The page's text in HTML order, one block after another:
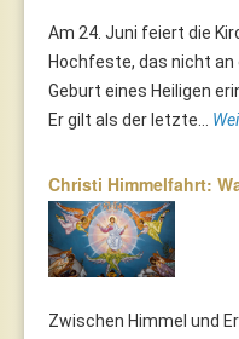
Am 24. Juni feiert die
Hochfeste, das nicht an
Geburt eines Heiligen
Er gilt als der letzte...
Christi Himmelfahrt:
Zwischen Himmel und